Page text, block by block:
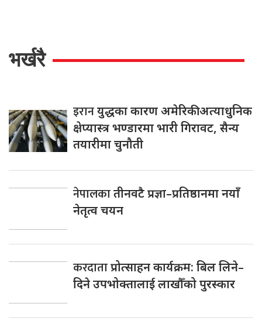
भर्खरै
इरानयुद्धका कारण अमेरिकी अत्याधुनिक
क्षेप्यास्त्र भण्डारमा भारी गिरावट, सैन्य
तयारीमा चुनौती
नेपालकातीनवटै प्रज्ञा–प्रतिष्ठानमा नयाँ
नेतृत्व चयन
करदाताप्रोत्साहन कार्यक्रम: बिल लिने–
दिने उपभोक्तालाई लाखौँको पुरस्कार